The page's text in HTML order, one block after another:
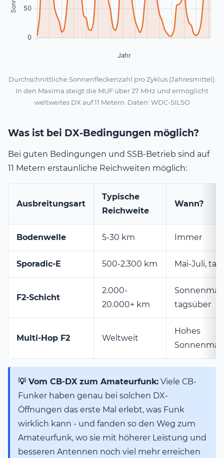
Durchschnittliche Sonnenfleckenzahl pro Zyklus (Jahresmittel).
In den Maxima steigt die MUF über 27 MHz und ermöglicht
weltweites DX auf 11 Metern. Daten: WDC-SILSO
Was ist bei DX-Bedingungen möglich?
Bei guten Bedingungen und SSB-Betrieb sind auf
11 Metern erstaunliche Reichweiten möglich:
Ausbreitungsart
Typische
Reichweite
Wann?
Bodenwelle 5-30 km Immer
Sporadic-E 500-2.300 km Mai-Juli,
F2-Schicht
2.000-
20.000+ km
tagsüber
Multi-Hop F2 Weltweit
Hohes
💡 Vom CB-DX zum Amateurfunk: Viele CB-
Funker haben genau bei solchen DX-
Öffnungen das erste Mal erlebt, was Funk
wirklich kann - und fanden so den Weg zum
Amateurfunk, wo sie mit höherer Leistung und
besseren Antennen noch viel mehr erreichen